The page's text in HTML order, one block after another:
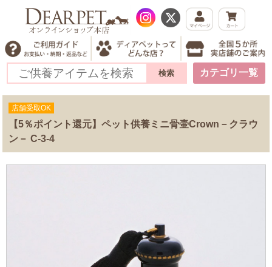
カテゴリ一覧
店舗受取OK
【5％ポイント還元】ペット供養ミニ骨壷Crown－クラウ
ン－ C-3-4